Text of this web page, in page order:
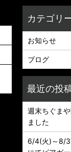
お知らせ
ブログ
週末ちぐま
ました
6/4(火)～8/